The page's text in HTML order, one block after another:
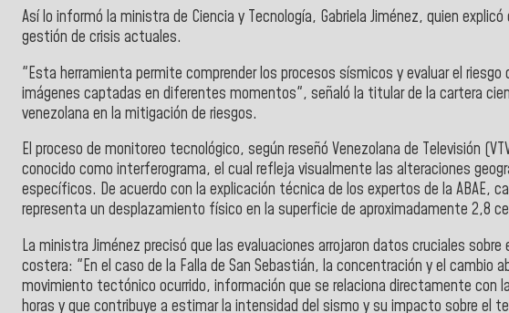
Así lo informó la ministra de Ciencia y Tecnología, Gabriela Jiménez, quien
gestión de crisis actuales.
"Esta herramienta permite comprender los procesos sísmicos y evaluar el
imágenes captadas en diferentes momentos", señaló la titular de la cartera
venezolana en la mitigación de riesgos.
El proceso de monitoreo tecnológico, según reseñó Venezolana de Televisión
conocido como interferograma, el cual refleja visualmente las alteraciones
específicos. De acuerdo con la explicación técnica de los expertos de la ABAE,
representa un desplazamiento físico en la superficie de aproximadamente 2,8
La ministra Jiménez precisó que las evaluaciones arrojaron datos cruciales
costera: "En el caso de la Falla de San Sebastián, la concentración y el cambio
movimiento tectónico ocurrido, información que se relaciona directamente con
horas y que contribuye a estimar la intensidad del sismo y su impacto sobre el